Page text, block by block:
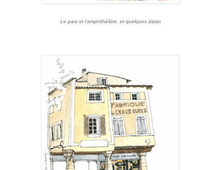
Le parc et l'amphithéâtre, et quelques datas